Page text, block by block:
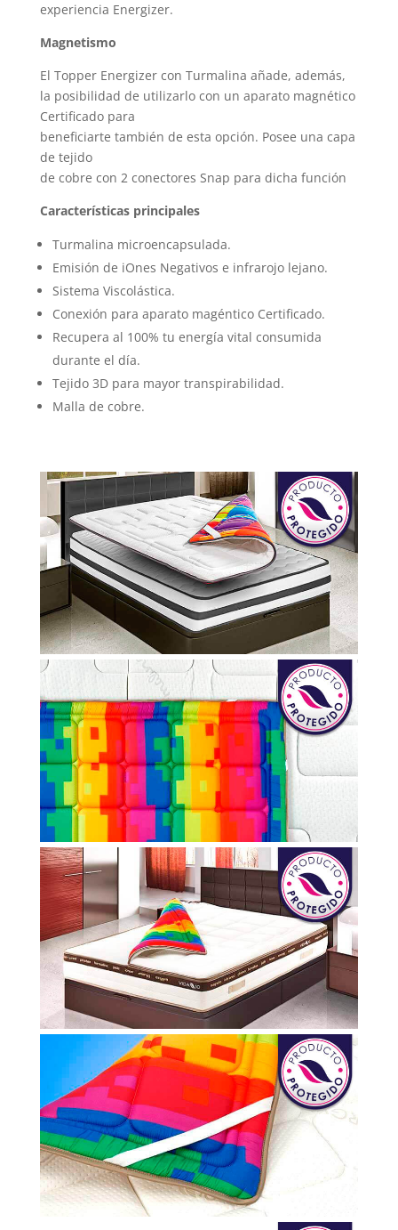
experiencia Energizer.
Magnetismo
El Topper Energizer con Turmalina añade, además,
la posibilidad de utilizarlo con un aparato magnético
Certificado para
beneficiarte también de esta opción. Posee una capa
de tejido
de cobre con 2 conectores Snap para dicha función
Características principales
Turmalina microencapsulada.
Emisión de iOnes Negativos e infrarojo lejano.
Sistema Viscolástica.
Conexión para aparato magéntico Certificado.
Recupera al 100% tu energía vital consumida
durante el día.
Tejido 3D para mayor transpirabilidad.
Malla de cobre.